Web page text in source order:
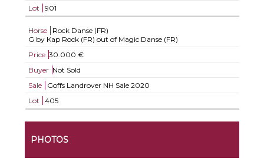
Lot
901
Horse
Rock Danse (FR)
G by Kap Rock (FR) out of Magic Danse (FR)
Price 30.000 €
Buyer Not Sold
Sale
Goffs Landrover NH Sale 2020
Lot
405
PHOTOS